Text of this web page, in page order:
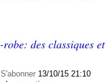
robe: des classiques et
S'abonner 13/10/15 21:10